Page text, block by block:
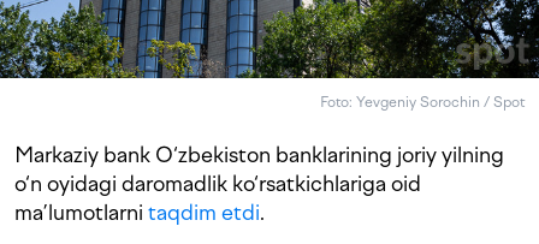
Foto: Yevgeniy Sorochin / Spot
Markaziy bank O‘zbekiston banklarining joriy yilning
o‘n oyidagi daromadlik ko‘rsatkichlariga oid
ma’lumotlarni taqdim etdi.